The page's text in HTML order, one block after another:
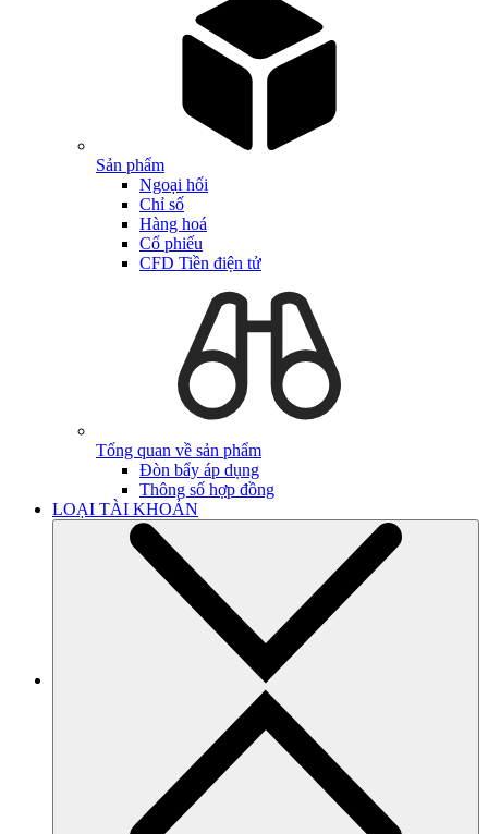
Sản phẩm
Ngoại hối
Chỉ số
Hàng hoá
Cổ phiếu
CFD Tiền điện tử
Tổng quan về sản phẩm
Đòn bẩy áp dụng
Thông số hợp đồng
LOẠI TÀI KHOẢN